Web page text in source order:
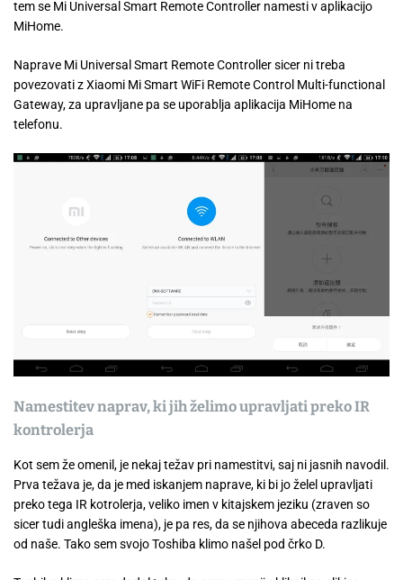
tem se Mi Universal Smart Remote Controller namesti v aplikacijo
MiHome.
Naprave Mi Universal Smart Remote Controller sicer ni treba
povezovati z Xiaomi Mi Smart WiFi Remote Control Multi-functional
Gateway, za upravljane pa se uporablja aplikacija MiHome na
telefonu.
Namestitev naprav, ki jih želimo upravljati preko IR
kontrolerja
Kot sem že omenil, je nekaj težav pri namestitvi, saj ni jasnih navodil.
Prva težava je, da je med iskanjem naprave, ki bi jo želel upravljati
preko tega IR kotrolerja, veliko imen v kitajskem jeziku (zraven so
sicer tudi angleška imena), je pa res, da se njihova abeceda razlikuje
od naše. Tako sem svojo Toshiba klimo našel pod črko D.